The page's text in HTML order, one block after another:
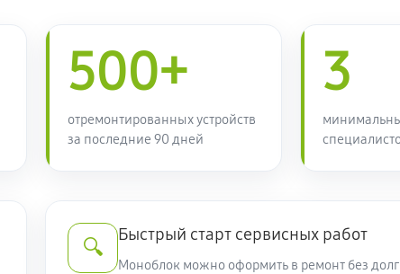
500+
отремонтированных устройств
за последние 90 дней
3
🔍
Быстрый старт сервисных работ
Моноблок можно оформить в ремонт без